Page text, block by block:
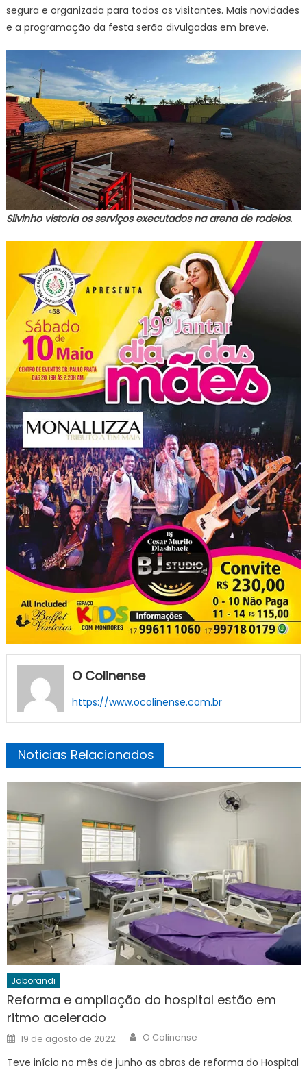
segura e organizada para todos os visitantes. Mais novidades
e a programação da festa serão divulgadas em breve.
Silvinho vistoria os serviços executados na arena de rodeios.
O Colinense
https://www.ocolinense.com.br
Noticias Relacionados
Jaborandi
Reforma e ampliação do hospital estão em
ritmo acelerado
Posted
on
19 de agosto de 2022 Author
O Colinense
Teve início no mês de junho as obras de reforma do Hospital